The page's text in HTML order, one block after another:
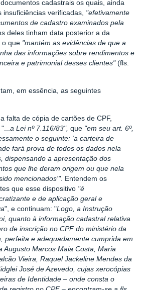
cadastrais os quais, ainda
verificadas, "efetivamente
de cadastro examinados pela
deles tinham data posterior a da
o que "mantém as evidências de que a
das informações sobre rendimentos e
e patrimonial desses clientes"(fls.
em essência, as seguintes
falta de cópia de cartões de CPF,
a Lei nº 7.116/83", que "em seu art. 6º,
o seguinte: ‘a carteira de
fará prova de todos os dados nela
dispensando a apresentação dos
que lhe deram origem ou que nela
mencionados'". Entendem os
que esse dispositivo "é
e de aplicação geral e
", e continuam: "Logo, a Instrução
quanto à informação cadastral relativa
de inscrição no CPF do ministério da
perfeita e adequadamente cumprida em
Augusto Marcos Maia Costa, Maria
Vieira, Raquel Jackeline Mendes da
José de Azevedo, cujas xerocópias
de Identidade – onde consta o